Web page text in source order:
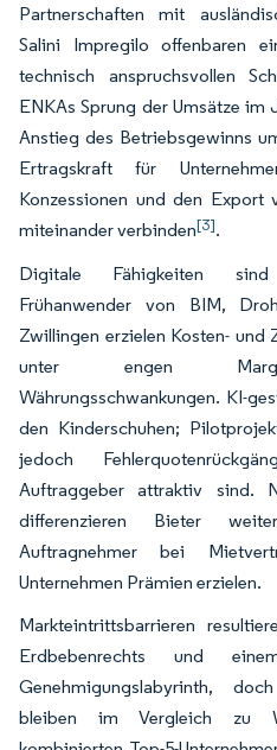
Partnerschaften mit
Salini Impregilo offenbaren
technisch anspruchsvollen
ENKAs Sprung der Umsätze im
Anstieg des Betriebsgewinns
Ertragskraft für
Konzessionen und den Export
miteinander verbinden[3].
Digitale Fähigkeiten sind
Frühanwender von BIM,
Zwillingen erzielen Kosten-
unter engen
Währungsschwankungen. KI-
den Kinderschuhen;
jedoch
Auftraggeber attraktiv sind.
differenzieren Bieter
Auftragnehmer bei
Unternehmen Prämien erzielen.
Markteintrittsbarrieren
Erdbebenrechts und
Genehmigungslabyrinth,
bleiben im Vergleich zu